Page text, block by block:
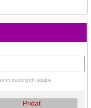
osobných údajov
Pridať